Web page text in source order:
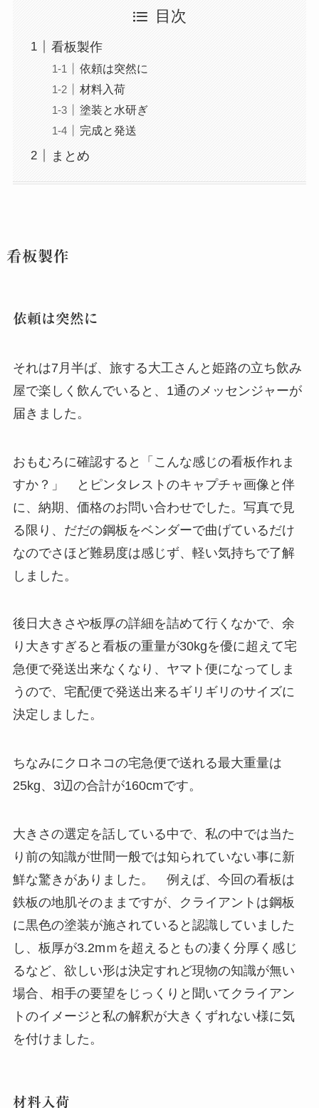
目次
看板製作
依頼は突然に
材料入荷
塗装と水研ぎ
完成と発送
まとめ
看板製作
依頼は突然に
それは7月半ば、旅する大工さんと姫路の立ち飲み
屋で楽しく飲んでいると、1通のメッセンジャーが
届きました。
おもむろに確認すると「こんな感じの看板作れま
すか？」 とピンタレストのキャプチャ画像と伴
に、納期、価格のお問い合わせでした。写真で見
る限り、だだの鋼板をベンダーで曲げているだけ
なのでさほど難易度は感じず、軽い気持ちで了解
しました。
後日大きさや板厚の詳細を詰めて行くなかで、余
り大きすぎると看板の重量が30kgを優に超えて宅
急便で発送出来なくなり、ヤマト便になってしま
うので、宅配便で発送出来るギリギリのサイズに
決定しました。
ちなみにクロネコの宅急便で送れる最大重量は
25kg、3辺の合計が160cmです。
大きさの選定を話している中で、私の中では当た
り前の知識が世間一般では知られていない事に新
鮮な驚きがありました。 例えば、今回の看板は
鉄板の地肌そのままですが、クライアントは鋼板
に黒色の塗装が施されていると認識していました
し、板厚が3.2mｍを超えるともの凄く分厚く感じ
るなど、欲しい形は決定すれど現物の知識が無い
場合、相手の要望をじっくりと聞いてクライアン
トのイメージと私の解釈が大きくずれない様に気
を付けました。
材料入荷